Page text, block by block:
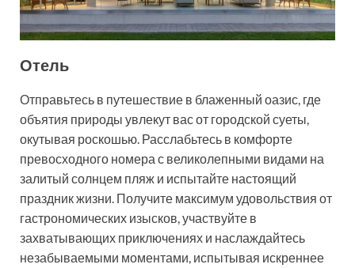
Отель
Отправьтесь в путешествие в блаженный оазис, где
объятия природы увлекут вас от городской суеты,
окутывая роскошью. Расслабьтесь в комфорте
превосходного номера с великолепными видами на
залитый солнцем пляж и испытайте настоящий
праздник жизни. Получите максимум удовольствия от
гастрономических изысков, участвуйте в
захватывающих приключениях и наслаждайтесь
незабываемыми моментами, испытывая искреннее